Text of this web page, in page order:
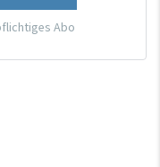
Abo